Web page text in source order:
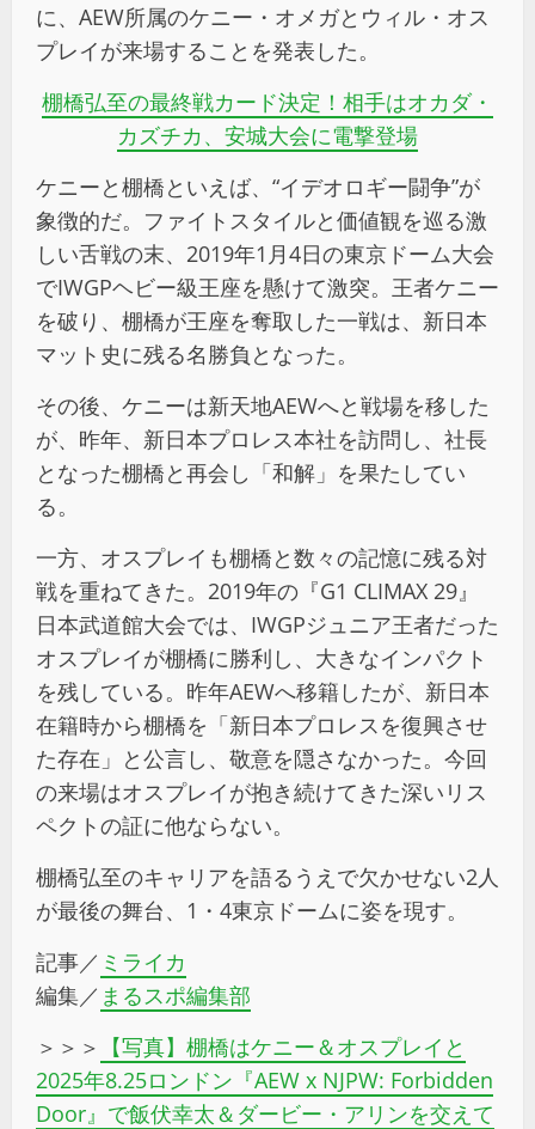
に、AEW所属のケニー・オメガとウィル・オス
プレイが来場することを発表した。
棚橋弘至の最終戦カード決定！相手はオカダ・
カズチカ、安城大会に電撃登場
ケニーと棚橋といえば、“イデオロギー闘争”が
象徴的だ。ファイトスタイルと価値観を巡る激
しい舌戦の末、2019年1月4日の東京ドーム大会
でIWGPヘビー級王座を懸けて激突。王者ケニー
を破り、棚橋が王座を奪取した一戦は、新日本
マット史に残る名勝負となった。
その後、ケニーは新天地AEWへと戦場を移した
が、昨年、新日本プロレス本社を訪問し、社長
となった棚橋と再会し「和解」を果たしてい
る。
一方、オスプレイも棚橋と数々の記憶に残る対
戦を重ねてきた。2019年の『G1 CLIMAX 29』
日本武道館大会では、IWGPジュニア王者だった
オスプレイが棚橋に勝利し、大きなインパクト
を残している。昨年AEWへ移籍したが、新日本
在籍時から棚橋を「新日本プロレスを復興させ
た存在」と公言し、敬意を隠さなかった。今回
の来場はオスプレイが抱き続けてきた深いリス
ペクトの証に他ならない。
棚橋弘至のキャリアを語るうえで欠かせない2人
が最後の舞台、1・4東京ドームに姿を現す。
記事／ ミライカ
編集／ まるスポ編集部
＞＞＞
【写真】棚橋はケニー＆オスプレイと
2025年8.25ロンドン『AEW x NJPW: Forbidden
Door』で飯伏幸太＆ダービー・アリンを交えて